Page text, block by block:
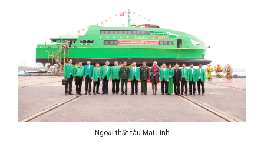
Ngoại thất tàu Mai Linh